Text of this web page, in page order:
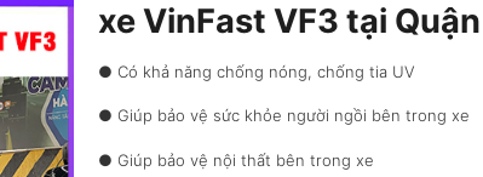
xe VinFast VF3 tại
● Có khả năng chống nóng, chống tia UV
● Giúp bảo vệ sức khỏe người ngồi bên trong xe
● Giúp bảo vệ nội thất bên trong xe